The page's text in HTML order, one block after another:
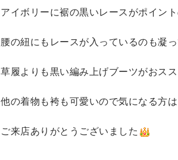
アイボリーに裾の黒いレースがポイン
腰の紐にもレースが入っているのも凝
草履よりも黒い編み上げブーツがおスス
他の着物も袴も可愛いので気になる方
ご来店ありがとうございました